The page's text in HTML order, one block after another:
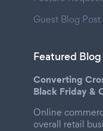
Guest Blog Post
Featured
Converting
Black Friday &
Online
overall retail